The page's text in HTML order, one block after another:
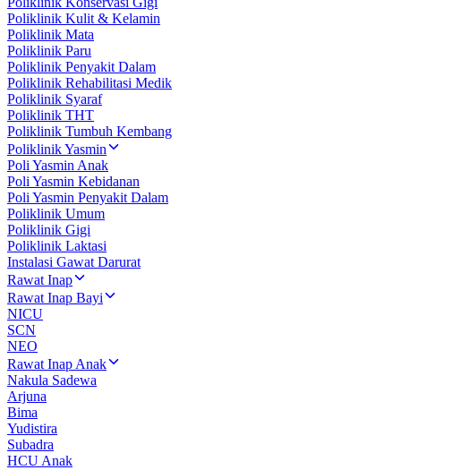
Poliklinik Kulit & Kelamin
Poliklinik Mata
Poliklinik Paru
Poliklinik Penyakit Dalam
Poliklinik Rehabilitasi Medik
Poliklinik Syaraf
Poliklinik THT
Poliklinik Tumbuh Kembang
Poliklinik Yasmin
Poli Yasmin Anak
Poli Yasmin Kebidanan
Poli Yasmin Penyakit Dalam
Poliklinik Umum
Poliklinik Gigi
Poliklinik Laktasi
Instalasi Gawat Darurat
Rawat Inap
Rawat Inap Bayi
NICU
SCN
NEO
Rawat Inap Anak
Nakula Sadewa
Arjuna
Bima
Yudistira
Subadra
HCU Anak